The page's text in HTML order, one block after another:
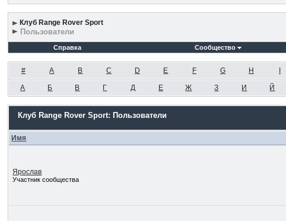
Клуб Range Rover Sport
Пользователи
Справка
Сообщество
# A B C D E F G H
А Б В Г Д Е Ж З И Й
Клуб Range Rover Sport: Пользователи
Имя
Ярослав
Участник сообщества